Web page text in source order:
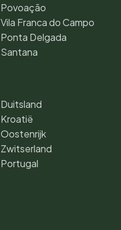
Povoação
Vila Franca do Campo
Ponta Delgada
Santana
Duitsland
Kroatië
Oostenrijk
Zwitserland
Portugal